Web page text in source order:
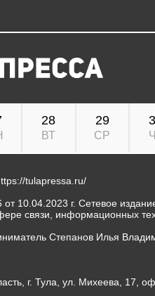
28
ВТ
29
СР
tulapressa.ru/
10.04.2023 г. Сетевое
связи, информационных
Степанов Илья
г. Тула, ул. Михеева, 17,